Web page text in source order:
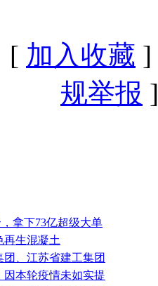
[ 加入收藏
规举报
拿下73亿超级大单
再生混凝土
、江苏省建工集团
因本轮疫情未如实提